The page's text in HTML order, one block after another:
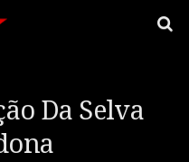
Da Selva